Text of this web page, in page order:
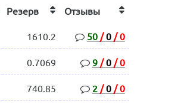
Резерв Отзывы
1610.2 50 / 0 / 0
0.7069 9 / 0 / 0
740.85 2 / 0 / 0